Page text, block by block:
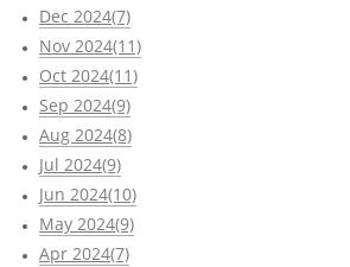
Dec 2024(7)
Nov 2024(11)
Oct 2024(11)
Sep 2024(9)
Aug 2024(8)
Jul 2024(9)
Jun 2024(10)
May 2024(9)
Apr 2024(7)